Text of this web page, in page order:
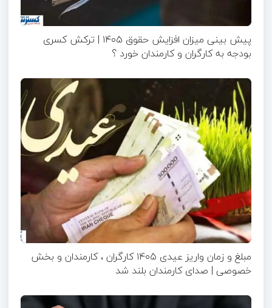
پیش بینی میزان افزایش حقوق ۱۴۰۵ | ترکش کسری
بودجه به کارگران و کارمندان خورد ؟
مبلغ و زمان واریز عیدی ۱۴۰۵ کارگران ، کارمندان و بخش
خصوصی | صدای کارمندان بلند شد